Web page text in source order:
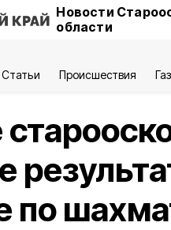
Новости
области
Статьи Происшествия
по